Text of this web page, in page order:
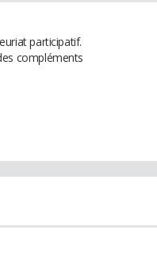
participatif.
compléments